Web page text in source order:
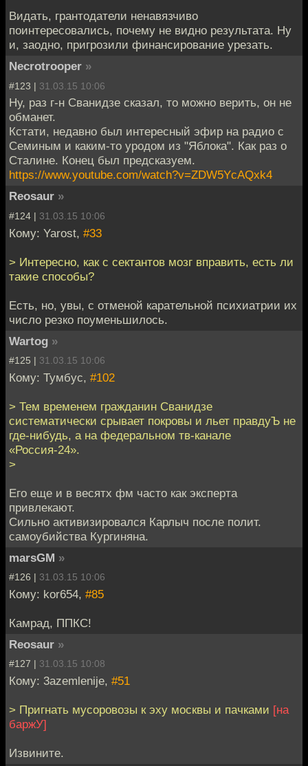
Видать, грантодатели ненавязчиво
поинтересовались, почему не видно результата. Ну
и, заодно, пригрозили финансирование урезать.
Necrotrooper »
#123 | 31.03.15 10:06
Ну, раз г-н Сванидзе сказал, то можно верить, он не
обманет.
Кстати, недавно был интересный эфир на радио с
Семиным и каким-то уродом из "Яблока". Как раз о
Сталине. Конец был предсказуем.
https://www.youtube.com/watch?v=ZDW5YcAQxk4
Reosaur »
#124 | 31.03.15 10:06
Кому: Yarost, #33
> Интересно, как с сектантов мозг вправить, есть ли
такие способы?
Есть, но, увы, с отменой карательной психиатрии их
число резко поуменьшилось.
Wartog »
#125 | 31.03.15 10:06
Кому: Тумбус, #102
> Тем временем гражданин Сванидзе
систематически срывает покровы и льет правдуЪ не
где-нибудь, а на федеральном тв-канале
«Россия-24».
>
Его еще и в весятх фм часто как эксперта
привлекают.
Сильно активизировался Карлыч после полит.
самоубийства Кургиняна.
marsGM »
#126 | 31.03.15 10:06
Кому: kor654, #85
Камрад, ППКС!
Reosaur »
#127 | 31.03.15 10:08
Кому: 3azemlenije, #51
> Пригнать мусоровозы к эху москвы и пачками [на
баржУ]
Извините.